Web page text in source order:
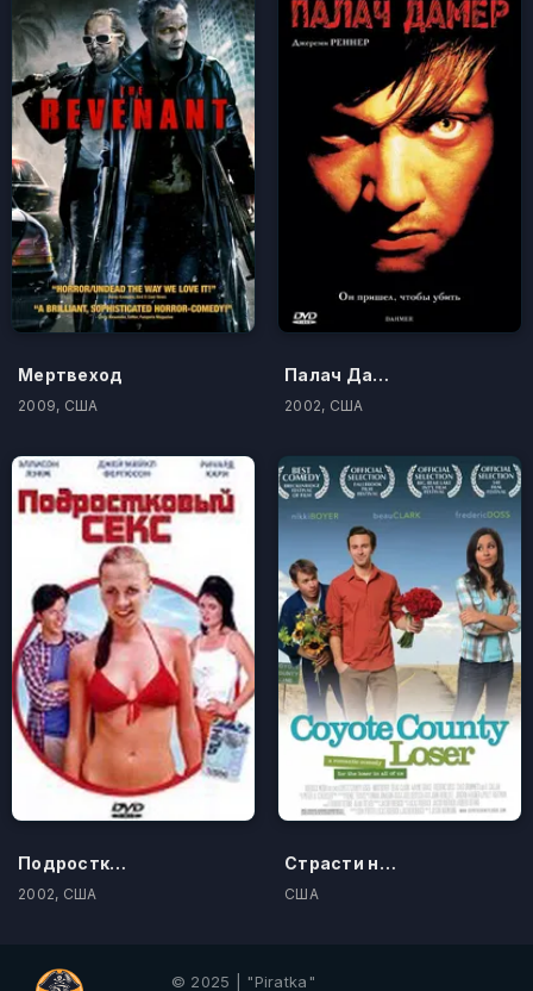
Мертвеход
2009, США
Палач Дамер
2002, США
Подростковый секс
2002, США
Страсти на радиоволне
США
© 2025 | "Piratka"